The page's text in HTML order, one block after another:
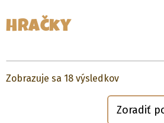
Hračky
Zobrazuje sa 18 výsledkovZoradené
podľa
popularity